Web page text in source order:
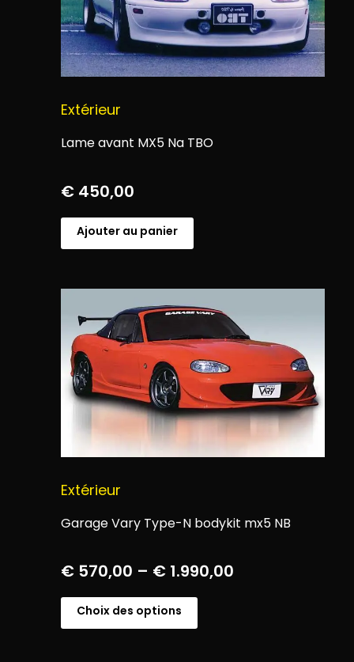
Extérieur
Lame avant MX5 Na TBO
€450,00
Ajouter au panier
Extérieur
Garage Vary Type-N bodykit mx5 NB
€570,00 – €1.990,00
Choix des options